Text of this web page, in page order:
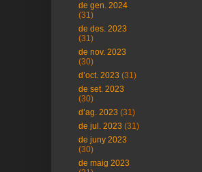
de gen. 2024
(31)
de des. 2023
(31)
de nov. 2023
(30)
d’oct. 2023 (31)
de set. 2023
(30)
d’ag. 2023 (31)
de jul. 2023 (31)
de juny 2023
(30)
de maig 2023